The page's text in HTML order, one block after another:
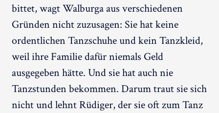
bittet, wagt Walburga aus verschiedenen
Gründen nicht zuzusagen: Sie hat keine
ordentlichen Tanzschuhe und kein Tanzkleid,
weil ihre Familie dafür niemals Geld
ausgegeben hätte. Und sie hat auch nie
Tanzstunden bekommen. Darum traut sie sich
nicht und lehnt Rüdiger, der sie oft zum Tanz